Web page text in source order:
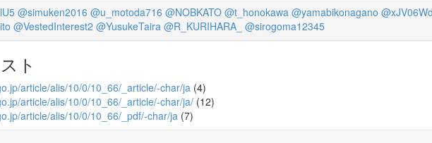
@simuken2016 @u_motoda716 @NOBKATO @t_honokawa @yamabikonagano
@VestedInterest2 @YusukeTaira @R_KURIHARA_ @sirogoma12345
ト
article/alis/10/0/10_66/_article/-char/ja (4)
article/alis/10/0/10_66/_article/-char/ja/ (12)
article/alis/10/0/10_66/_pdf/-char/ja (7)